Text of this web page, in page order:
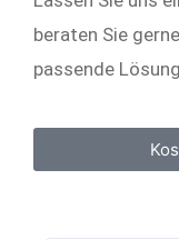
beraten Sie
passende